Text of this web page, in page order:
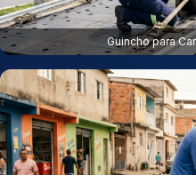
Guincho para